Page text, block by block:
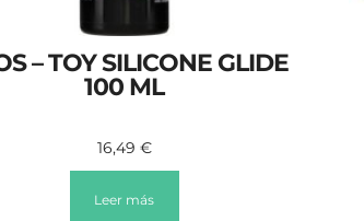
– TOY SILICONE GLIDE
100 ML
16,49 €
Leer más